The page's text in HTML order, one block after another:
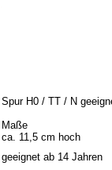
Spur H0 / TT / N
Maße
ca. 11,5 cm hoch
geeignet ab 14 Jahren